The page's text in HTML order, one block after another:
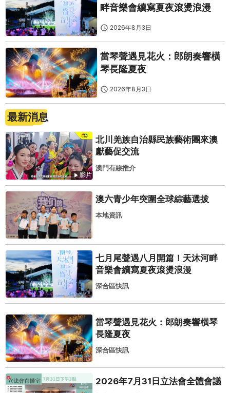
畔音樂會續寫夏夜滾燙浪漫
2026年8月3日
當琴聲遇見花火：郎朗奏響橫
琴長隆夏夜
2026年8月3日
最新消息
影片
北川羌族自治縣民族藝術團來澳
獻藝促交流
澳門有線推介
澳六青少年突圍全球綜藝選拔
本地資訊
七月尾聲遇八月開篇！天沐河畔
音樂會續寫夏夜滾燙浪漫
深合區快訊
當琴聲遇見花火：郎朗奏響橫琴
長隆夏夜
深合區快訊
2026年7月31日立法會全體會議